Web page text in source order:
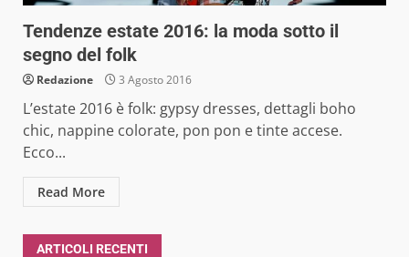
Tendenze estate 2016: la moda sotto il
segno del folk
Redazione 3 Agosto 2016
L’estate 2016 è folk: gypsy dresses, dettagli boho
chic, nappine colorate, pon pon e tinte accese.
Ecco...
Read More
ARTICOLI RECENTI